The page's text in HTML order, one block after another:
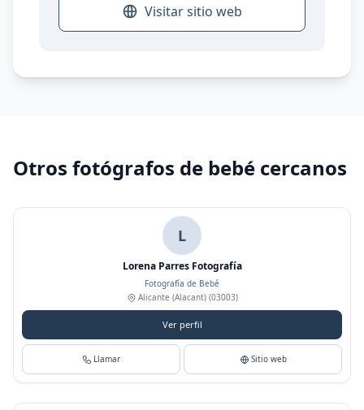
Visitar sitio web
Otros fotógrafos de bebé cercanos
L
Lorena Parres Fotografía
Fotografía de Bebé
Alicante (Alacant)(03003)
Ver perfil
Llamar Sitio web